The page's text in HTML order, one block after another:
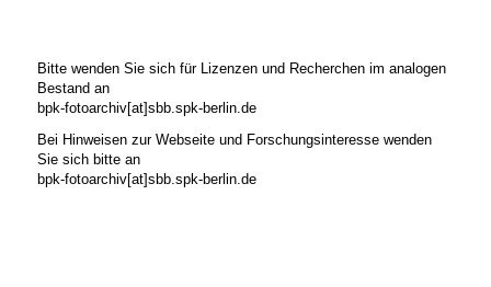
Bitte wenden Sie sich für Lizenzen und Recherchen im analogen
Bestand an
bpk-fotoarchiv[at]sbb.spk-berlin.de
Bei Hinweisen zur Webseite und Forschungsinteresse wenden
Sie sich bitte an
bpk-fotoarchiv[at]sbb.spk-berlin.de